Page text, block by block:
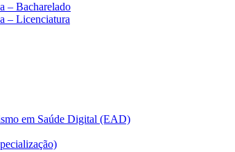
– Bacharelado
– Licenciatura
em Saúde Digital (EAD)